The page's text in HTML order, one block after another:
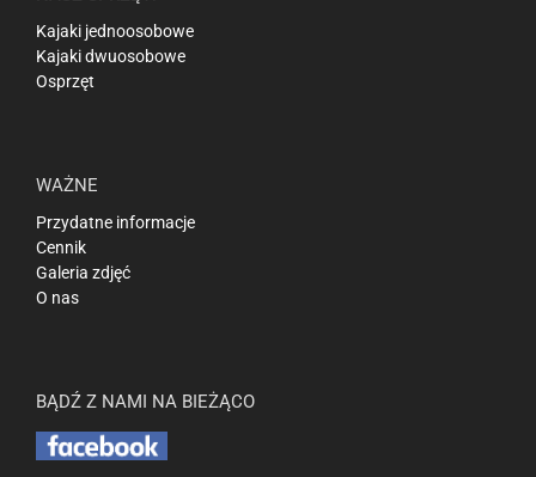
Kajaki jednoosobowe
Kajaki dwuosobowe
Osprzęt
WAŻNE
Przydatne informacje
Cennik
Galeria zdjęć
O nas
BĄDŹ Z NAMI NA BIEŻĄCO